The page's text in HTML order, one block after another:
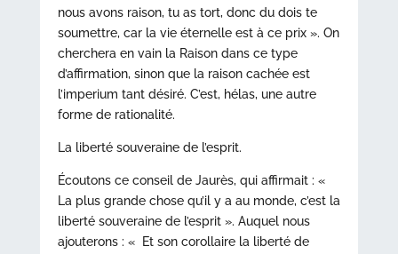
nous avons raison, tu as tort, donc du dois te
soumettre, car la vie éternelle est à ce prix ». On
cherchera en vain la Raison dans ce type
d’affirmation, sinon que la raison cachée est
l’imperium tant désiré. C’est, hélas, une autre
forme de rationalité.
La liberté souveraine de l’esprit.
Écoutons ce conseil de Jaurès, qui affirmait : «
La plus grande chose qu’il y a au monde, c’est la
liberté souveraine de l’esprit ». Auquel nous
ajouterons : « Et son corollaire la liberté de